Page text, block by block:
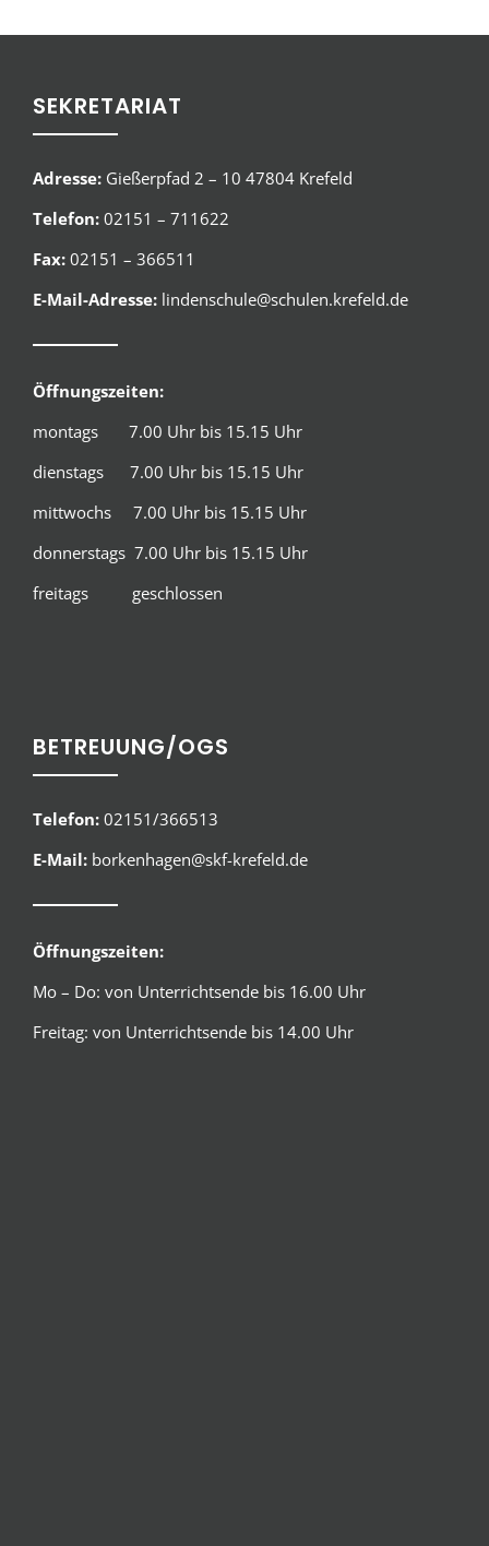
SEKRETARIAT
Adresse: Gießerpfad 2 – 10 47804 Krefeld
Telefon: 02151 – 711622
Fax: 02151 – 366511
E-Mail-Adresse: lindenschule@schulen.krefeld.de
Öffnungszeiten:
montags 7.00 Uhr bis 15.15 Uhr
dienstags 7.00 Uhr bis 15.15 Uhr
mittwochs 7.00 Uhr bis 15.15 Uhr
donnerstags 7.00 Uhr bis 15.15 Uhr
freitags geschlossen
BETREUUNG/OGS
Telefon: 02151/366513
E-Mail: borkenhagen@skf-krefeld.de
Öffnungszeiten:
Mo – Do: von Unterrichtsende bis 16.00 Uhr
Freitag: von Unterrichtsende bis 14.00 Uhr